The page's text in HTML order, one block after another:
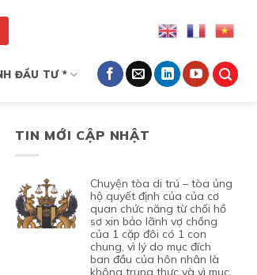
ĐẦU TƯ *
TIN MỚI CẬP NHẬT
chuyện tòa di trú – tòa ủng
hộ quyết định của của cơ
quan chức năng từ chối hồ
sơ xin bảo lãnh vợ chồng
của 1 cặp đôi có 1 con
chung, vì lý do mục đích
ban đầu của hôn nhân là
không trung thực và vì mục